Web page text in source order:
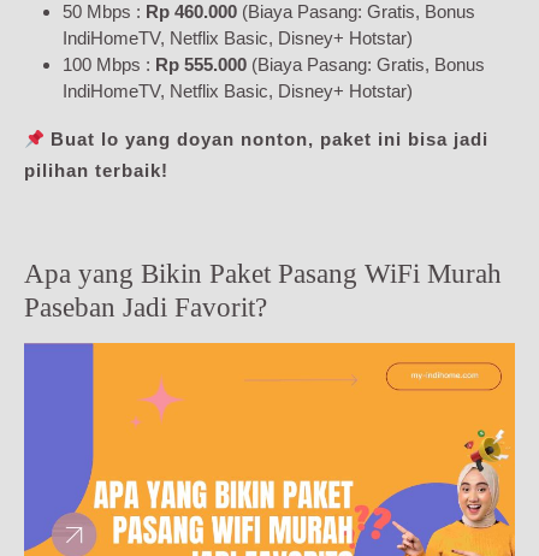
50 Mbps : Rp 460.000 (Biaya Pasang: Gratis, Bonus
IndiHomeTV, Netflix Basic, Disney+ Hotstar)
100 Mbps : Rp 555.000 (Biaya Pasang: Gratis, Bonus
IndiHomeTV, Netflix Basic, Disney+ Hotstar)
Buat lo yang doyan nonton, paket ini bisa jadi
pilihan terbaik!
Apa yang Bikin Paket Pasang WiFi Murah
Paseban Jadi Favorit?